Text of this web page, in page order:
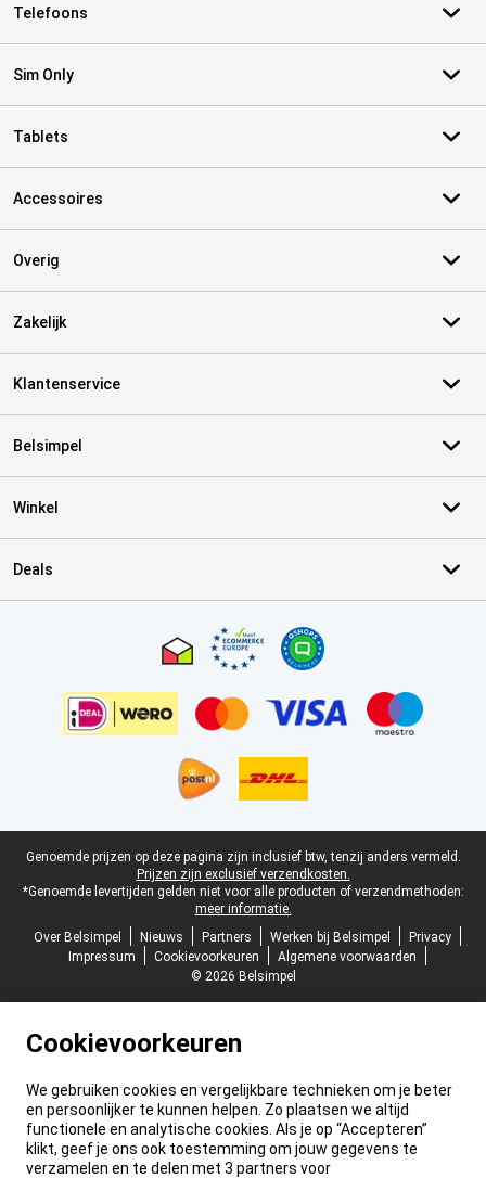
Telefoons
Sim Only
Tablets
Accessoires
Overig
Zakelijk
Klantenservice
Belsimpel
Winkel
Deals
Juridische voettekst
Genoemde prijzen op deze pagina zijn inclusief btw, tenzij anders vermeld.
Prijzen zijn exclusief verzendkosten.
*Genoemde levertijden gelden niet voor alle producten of verzendmethoden:
meer informatie.
Over Belsimpel
Nieuws Partners Werken bij Belsimpel
Privacy
Impressum
Cookievoorkeuren
Algemene voorwaarden
© 2026 Belsimpel
Cookievoorkeuren
We gebruiken cookies en vergelijkbare technieken om je beter
en persoonlijker te kunnen helpen. Zo plaatsen we altijd
functionele en analytische cookies. Als je op “Accepteren”
klikt, geef je ons ook toestemming om jouw gegevens te
verzamelen en te delen met 3 partners voor